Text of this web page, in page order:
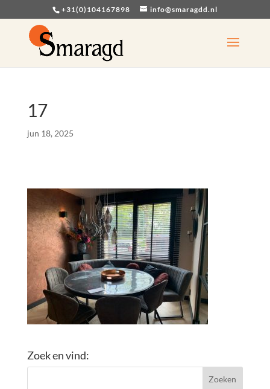
+31(0)104167898 info@smaragdd.nl
17
jun 18, 2025
Zoek en vind: